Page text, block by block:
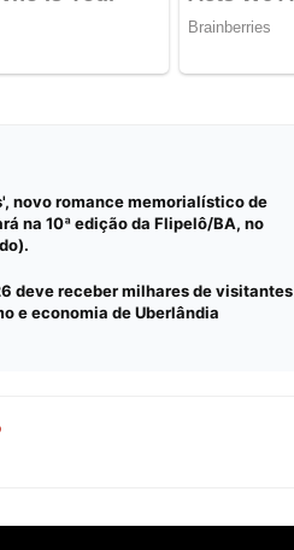
novo romance memorialístico de
na 10ª edição da Flipelô/BA, no
deve receber milhares de visitantes
e economia de Uberlândia